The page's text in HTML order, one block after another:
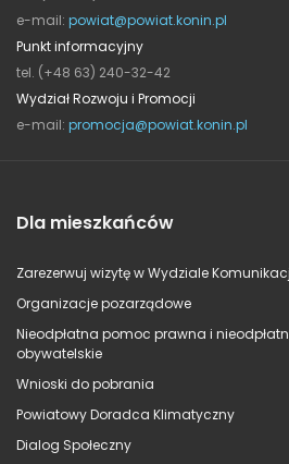
e-mail: powiat@powiat.konin.pl
Punkt informacyjny
tel. (+48 63) 240-32-42
Wydział Rozwoju i Promocji
e-mail: promocja@powiat.konin.pl
Dla mieszkańców
Zarezerwuj wizytę w Wydziale
Organizacje pozarządowe
Nieodpłatna pomoc prawna i
obywatelskie
Wnioski do pobrania
Powiatowy Doradca Klimatyczny
Dialog Społeczny